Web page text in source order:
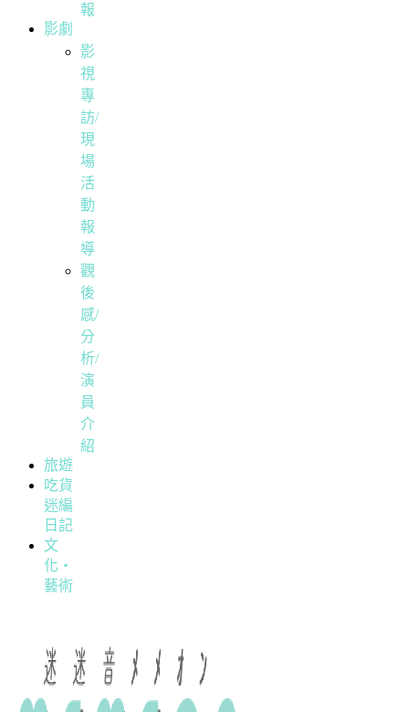
報
影劇
影
視
專
訪/
現
場
活
動
報
導
觀
後
感/
分
析/
演
員
介
紹
旅遊
吃貨
迷編
日記
文
化・
藝術